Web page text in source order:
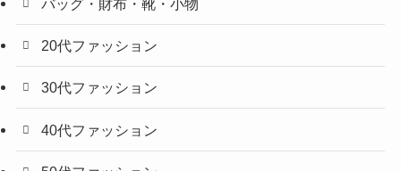
バッグ・財布・靴・小物
20代ファッション
30代ファッション
40代ファッション